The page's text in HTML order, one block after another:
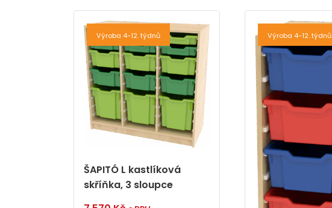
Výroba 4-12. týdnů
ŠAPITÓ L kastlíková
skříňka, 3 sloupce
Výroba 4-12. týdnů